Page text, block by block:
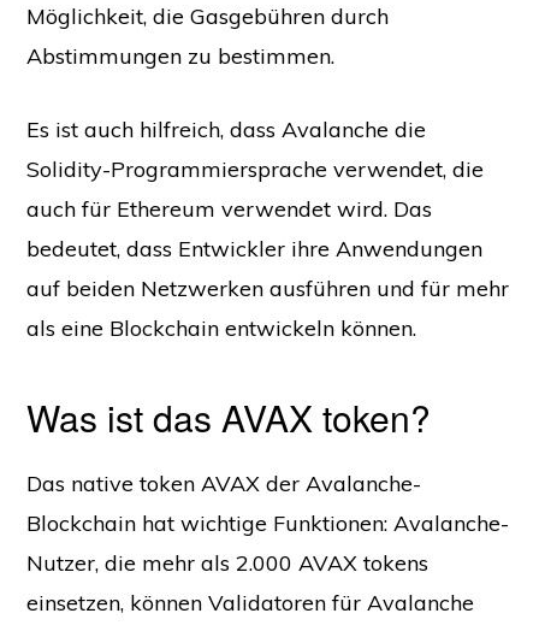
Möglichkeit, die Gasgebühren durch
Abstimmungen zu bestimmen.
Es ist auch hilfreich, dass Avalanche die
Solidity-Programmiersprache verwendet, die
auch für Ethereum verwendet wird. Das
bedeutet, dass Entwickler ihre Anwendungen
auf beiden Netzwerken ausführen und für mehr
als eine Blockchain entwickeln können.
Was ist das AVAX token?
Das native token AVAX der Avalanche-
Blockchain hat wichtige Funktionen: Avalanche-
Nutzer, die mehr als 2.000 AVAX tokens
einsetzen, können Validatoren für Avalanche